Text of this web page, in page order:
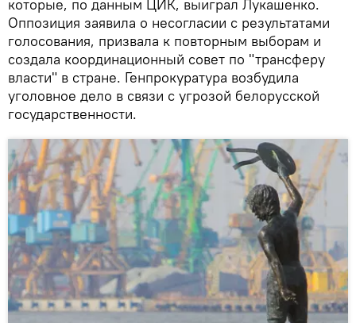
которые, по данным ЦИК, выиграл Лукашенко.
Оппозиция заявила о несогласии с результатами
голосования, призвала к повторным выборам и
создала координационный совет по "трансферу
власти" в стране. Генпрокуратура возбудила
уголовное дело в связи с угрозой белорусской
государственности.